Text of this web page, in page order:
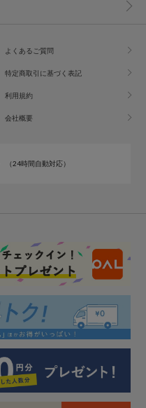
よくあるご質問
特定商取引に基づく表記
利用規約
会社概要
（24時間自動対応）